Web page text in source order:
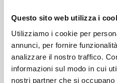
Questo sito web utilizza i
Utilizziamo i cookie per
annunci, per fornire
analizzare il nostro traffico.
informazioni sul modo in cui
nostri partner che si occupano
Serratura meccanica
Serratura meccanica